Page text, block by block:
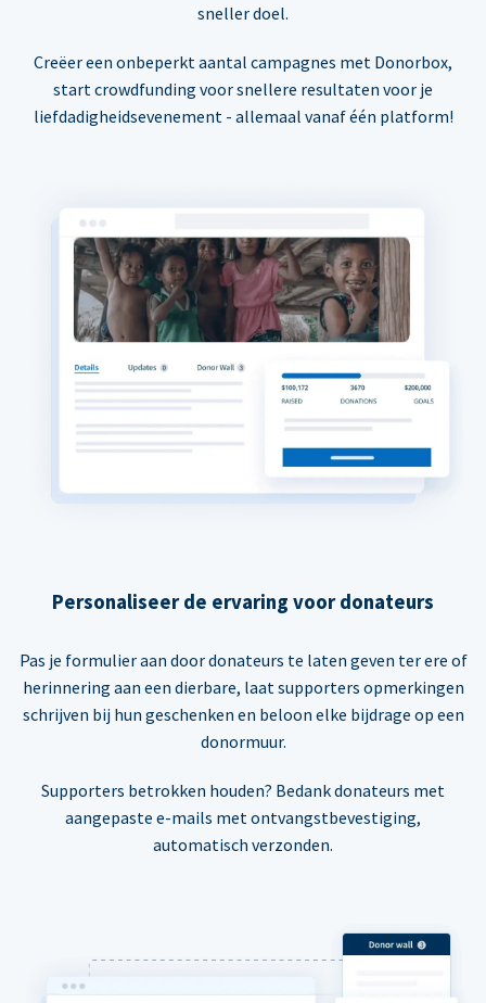
sneller doel.
Creëer een onbeperkt aantal campagnes met Donorbox,
start crowdfunding voor snellere resultaten voor je
liefdadigheidsevenement - allemaal vanaf één platform!
Personaliseer de ervaring voor donateurs
Pas je formulier aan door donateurs te laten geven ter ere of
herinnering aan een dierbare, laat supporters opmerkingen
schrijven bij hun geschenken en beloon elke bijdrage op een
donormuur.
Supporters betrokken houden? Bedank donateurs met
aangepaste e-mails met ontvangstbevestiging,
automatisch verzonden.